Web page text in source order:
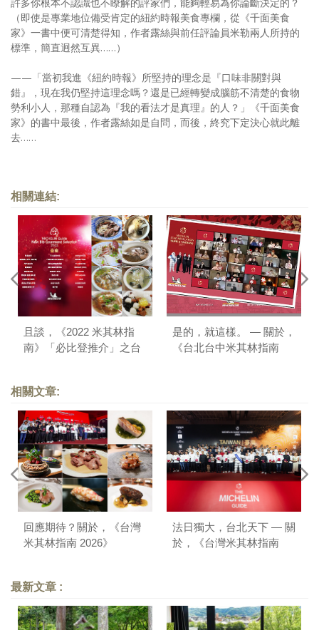
（即使是專業地位備受肯定的紐約時報美食專欄，從《千面美食
家》一書中便可清楚得知，作者露絲與前任評論員米勒兩人所持的
標準，簡直迥然互異……）
——「當初我進《紐約時報》所堅持的理念是『口味非關對與
錯』，現在我仍堅持這理念嗎？還是已經轉變成腦筋不清楚的食物
勢利小人，那種自認為『我的看法才是真理』的人？」《千面美食
家》的書中最後，作者露絲如是自問，而後，終究下定決心就此離
去……
相關連結:
且談，《2022 米其林指
南》「必比登推介」之台
是的，就這樣。 — 關於，
《台北台中米其林指南
相關文章:
回應期待？關於，《台灣
米其林指南 2026》
法日獨大，台北天下 — 關
於，《台灣米其林指南
最新文章 :